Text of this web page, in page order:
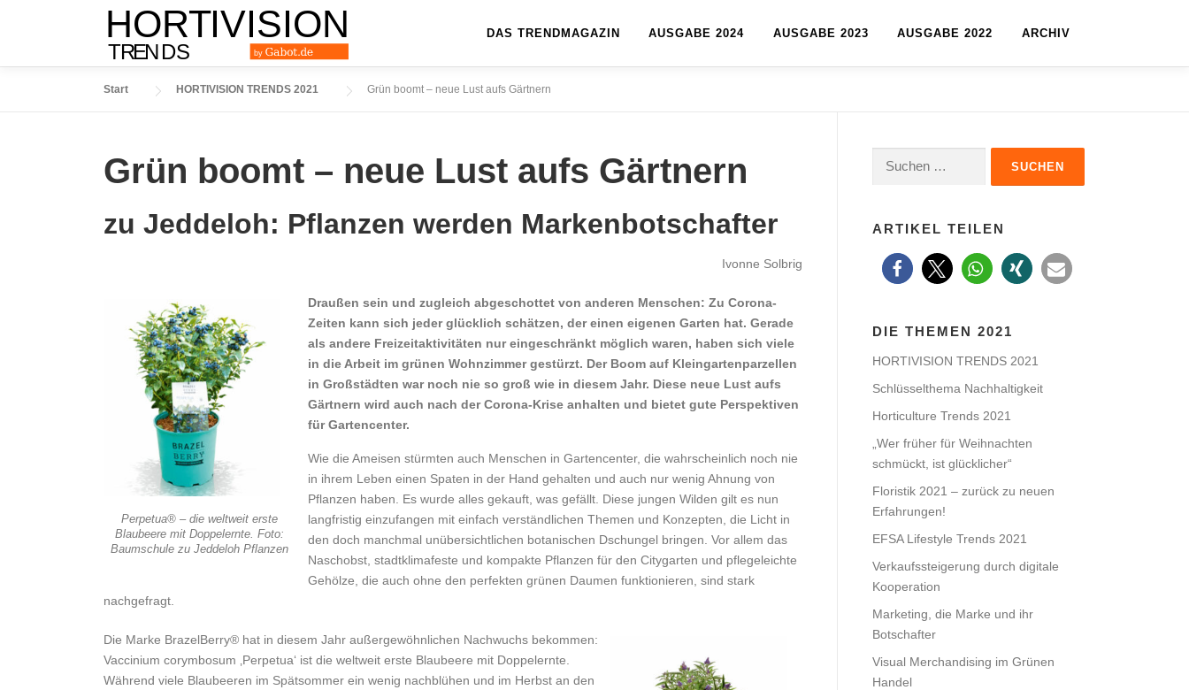
DAS TRENDMAGAZIN AUSGABE 2024 AUSGABE 2023 AUSGABE 2022 ARCHIV
Start HORTIVISION TRENDS 2021 Grün boomt – neue Lust aufs Gärtnern
Grün boomt – neue Lust aufs Gärtnern
zu Jeddeloh: Pflanzen werden Markenbotschafter
Ivonne Solbrig
Perpetua® – die weltweit erste
Blaubeere mit Doppelernte. Foto:
Baumschule zu Jeddeloh Pflanzen
Draußen sein und zugleich abgeschottet von anderen Menschen: Zu Corona-
Zeiten kann sich jeder glücklich schätzen, der einen eigenen Garten hat. Gerade
als andere Freizeitaktivitäten nur eingeschränkt möglich waren, haben sich viele
in die Arbeit im grünen Wohnzimmer gestürzt. Der Boom auf Kleingartenparzellen
in Großstädten war noch nie so groß wie in diesem Jahr. Diese neue Lust aufs
Gärtnern wird auch nach der Corona-Krise anhalten und bietet gute Perspektiven
für Gartencenter.
Wie die Ameisen stürmten auch Menschen in Gartencenter, die wahrscheinlich noch nie
in ihrem Leben einen Spaten in der Hand gehalten und auch nur wenig Ahnung von
Pflanzen haben. Es wurde alles gekauft, was gefällt. Diese jungen Wilden gilt es nun
langfristig einzufangen mit einfach verständlichen Themen und Konzepten, die Licht in
den doch manchmal unübersichtlichen botanischen Dschungel bringen. Vor allem das
Naschobst, stadtklimafeste und kompakte Pflanzen für den Citygarten und pflegeleichte
Gehölze, die auch ohne den perfekten grünen Daumen funktionieren, sind stark
nachgefragt.
Die Marke BrazelBerry® hat in diesem Jahr außergewöhnlichen Nachwuchs bekommen:
Vaccinium corymbosum ‚Perpetua‘ ist die weltweit erste Blaubeere mit Doppelernte.
Während viele Blaubeeren im Spätsommer ein wenig nachblühen und im Herbst an den
ARTIKEL TEILEN
DIE THEMEN 2021
HORTIVISION TRENDS 2021
Schlüsselthema Nachhaltigkeit
Horticulture Trends 2021
„Wer früher für Weihnachten
schmückt, ist glücklicher“
Floristik 2021 – zurück zu neuen
Erfahrungen!
EFSA Lifestyle Trends 2021
Verkaufssteigerung durch digitale
Kooperation
Marketing, die Marke und ihr
Botschafter
Visual Merchandising im Grünen
Handel